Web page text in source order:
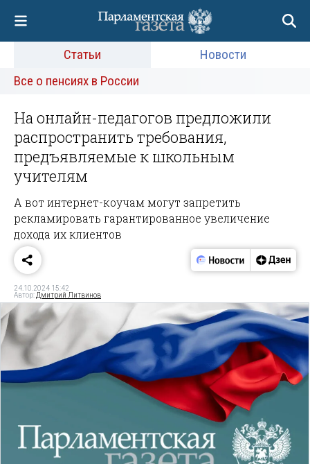
Статьи
Новости
Все о пенсиях в России
На онлайн-педагогов предложили
распространить требования,
предъявляемые к школьным
учителям
А вот интернет-коучам могут запретить
рекламировать гарантированное увеличение
дохода их клиентов
24.10.2024 15:42
Автор: Дмитрий Литвинов